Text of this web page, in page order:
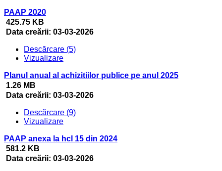
PAAP 2020
425.75 KB
Data creării: 03-03-2026
Descărcare (5)
Vizualizare
Planul anual al achizitiilor publice pe anul 2025
1.26 MB
Data creării: 03-03-2026
Descărcare (9)
Vizualizare
PAAP anexa la hcl 15 din 2024
581.2 KB
Data creării: 03-03-2026